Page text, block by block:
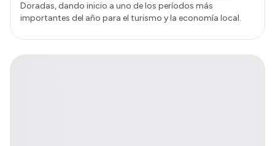
Doradas, dando inicio a uno de los períodos más
importantes del año para el turismo y la economía local.